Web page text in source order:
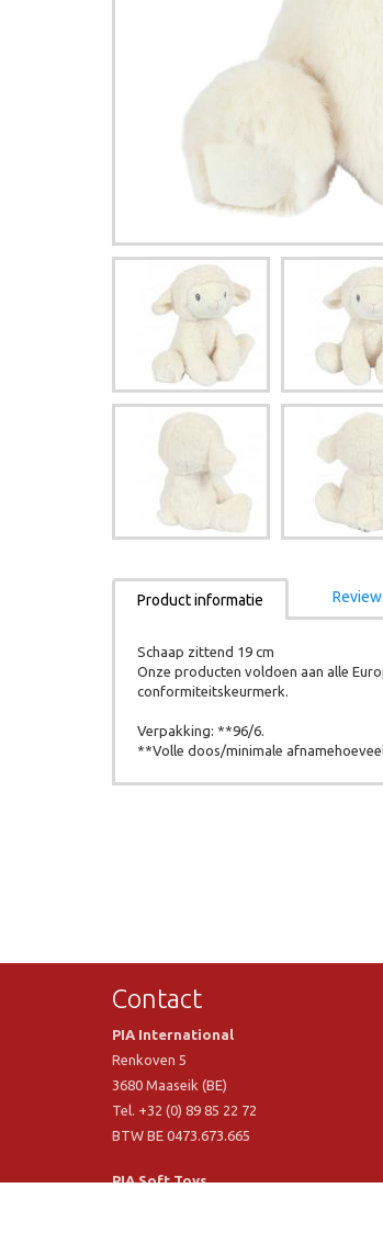
Product informatie
Schaap zittend 19 cm
Onze producten voldoen aan alle
conformiteitskeurmerk.
Verpakking: **96/6.
**Volle doos/minimale
Contact
PIA International
Renkoven 5
3680 Maaseik (BE)
Tel. +32 (0) 89 85 22 72
BTW BE 0473.673.665
PIA Soft Toys